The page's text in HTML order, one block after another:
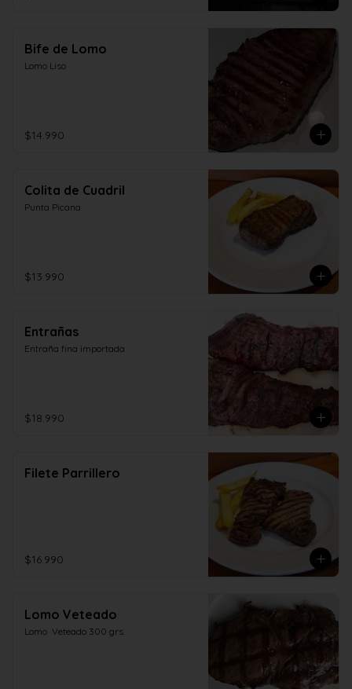
Bife de Lomo
Lomo Liso
$14.990
Colita de Cuadril
Punta Picana
$13.990
Entrañas
Entraña fina importada
$18.990
Filete Parrillero
$16.990
Lomo Veteado
Lomo  Veteado 300 grs.